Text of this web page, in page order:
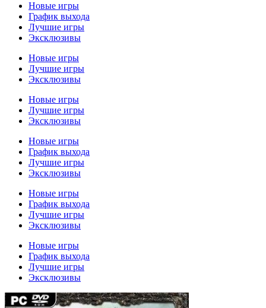
Новые игры
График выхода
Лучшие игры
Эксклюзивы
Новые игры
Лучшие игры
Эксклюзивы
Новые игры
Лучшие игры
Эксклюзивы
Новые игры
График выхода
Лучшие игры
Эксклюзивы
Новые игры
График выхода
Лучшие игры
Эксклюзивы
Новые игры
График выхода
Лучшие игры
Эксклюзивы